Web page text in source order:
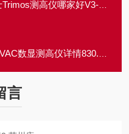
测高仪哪家好V3-700 苏州
显测高仪详情830.0150 苏州店
言